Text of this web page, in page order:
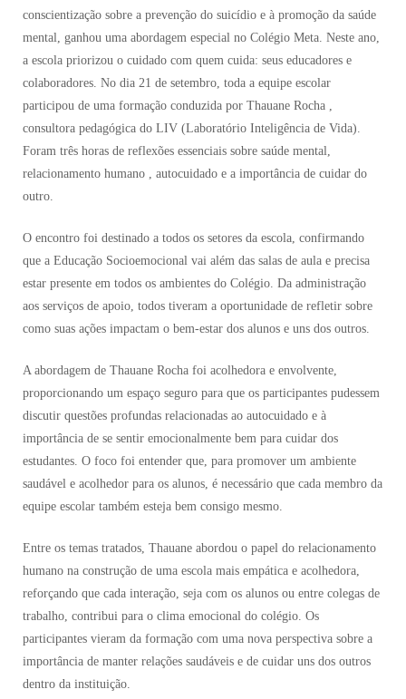
conscientização sobre a prevenção do suicídio e à promoção da saúde
mental, ganhou uma abordagem especial no Colégio Meta. Neste ano,
a escola priorizou o cuidado com quem cuida: seus educadores e
colaboradores. No dia 21 de setembro, toda a equipe escolar
participou de uma formação conduzida por Thauane Rocha ,
consultora pedagógica do LIV (Laboratório Inteligência de Vida).
Foram três horas de reflexões essenciais sobre saúde mental,
relacionamento humano , autocuidado e a importância de cuidar do
outro.
O encontro foi destinado a todos os setores da escola, confirmando
que a Educação Socioemocional vai além das salas de aula e precisa
estar presente em todos os ambientes do Colégio. Da administração
aos serviços de apoio, todos tiveram a oportunidade de refletir sobre
como suas ações impactam o bem-estar dos alunos e uns dos outros.
A abordagem de Thauane Rocha foi acolhedora e envolvente,
proporcionando um espaço seguro para que os participantes pudessem
discutir questões profundas relacionadas ao autocuidado e à
importância de se sentir emocionalmente bem para cuidar dos
estudantes. O foco foi entender que, para promover um ambiente
saudável e acolhedor para os alunos, é necessário que cada membro da
equipe escolar também esteja bem consigo mesmo.
Entre os temas tratados, Thauane abordou o papel do relacionamento
humano na construção de uma escola mais empática e acolhedora,
reforçando que cada interação, seja com os alunos ou entre colegas de
trabalho, contribui para o clima emocional do colégio. Os
participantes vieram da formação com uma nova perspectiva sobre a
importância de manter relações saudáveis ​​e de cuidar uns dos outros
dentro da instituição.